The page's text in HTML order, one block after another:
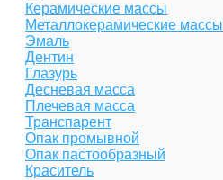
Керамические массы
Металлокерамические массы
Эмаль
Дентин
Глазурь
Десневая масса
Плечевая масса
Транспарент
Опак промывной
Опак пастообразный
Краситель